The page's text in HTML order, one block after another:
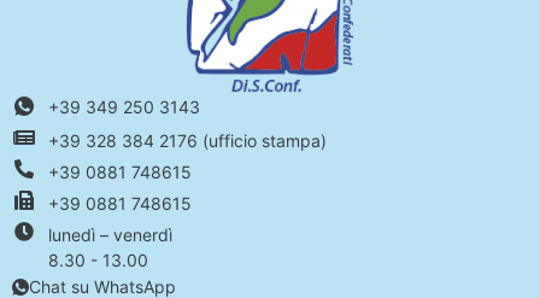
+39 349 250 3143
+39 328 384 2176 (ufficio stampa)
+39 0881 748615
+39 0881 748615
lunedì – venerdì
8.30 - 13.00
Chat su WhatsApp